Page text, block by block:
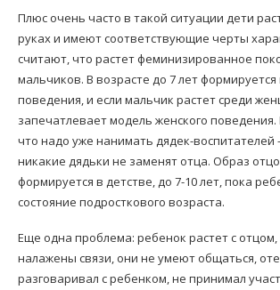
Плюс очень часто в такой ситуации дети
руках и имеют соответствующие черты
считают, что растет феминизированное
мальчиков. В возрасте до 7 лет
поведения, и если мальчик растет среди
запечатлевает модель женского поведения.
что надо уже нанимать дядек-
никакие дядьки не заменят отца. Образ
формируется в детстве, до 7-10 лет, пока
состояние подросткового возраста.
Еще одна проблема: ребенок растет с отцом,
налажены связи, они не умеют общаться,
разговаривал с ребенком, не принимал